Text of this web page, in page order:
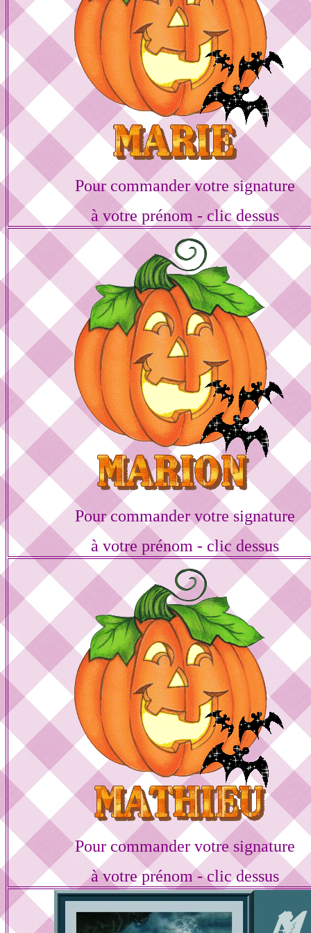
Pour commander votre signature
à votre prénom - clic dessus
Pour commander votre signature
à votre prénom - clic dessus
Pour commander votre signature
à votre prénom - clic dessus